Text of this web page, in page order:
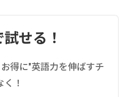
せる！
得に"英語力を伸ばすチ
！